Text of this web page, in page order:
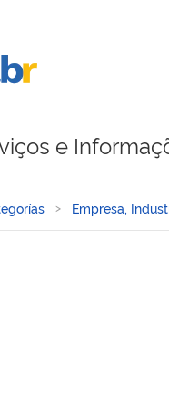
principal de
e
aqui: Empresa,